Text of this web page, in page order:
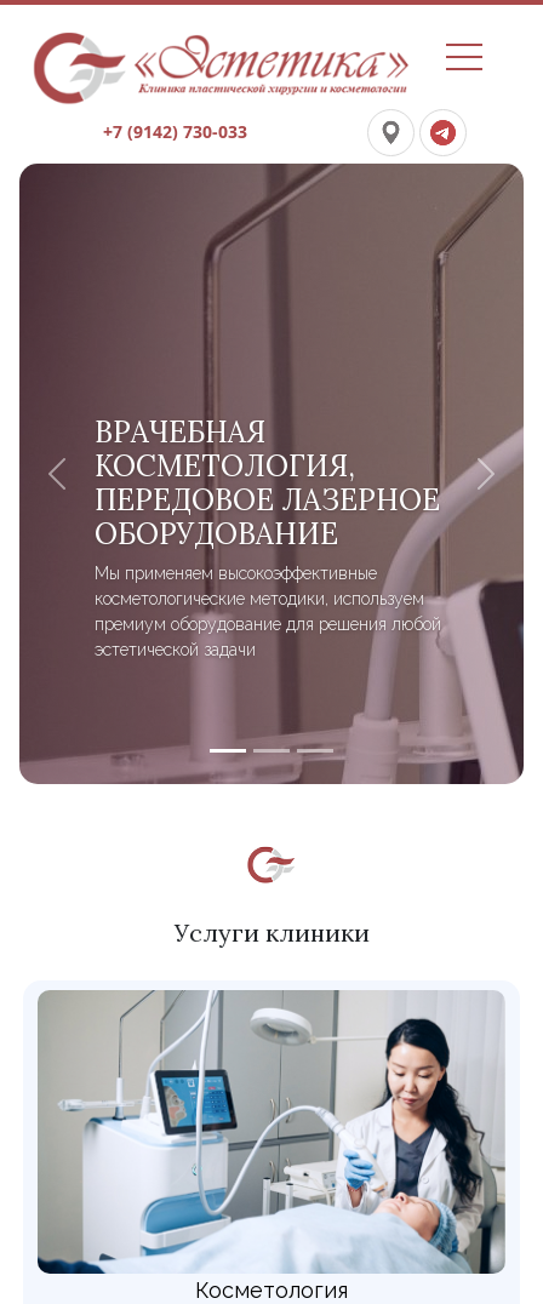
+7 (9142) 730-033
ВРАЧЕБНАЯ
КОСМЕТОЛОГИЯ,
ПЕРЕДОВОЕ ЛАЗЕРНОЕ
ОБОРУДОВАНИЕ
Мы применяем высокоэффективные
косметологические методики, используем
премиум оборудование для решения любой
эстетической задачи
Previous Next
Услуги клиники
Косметология